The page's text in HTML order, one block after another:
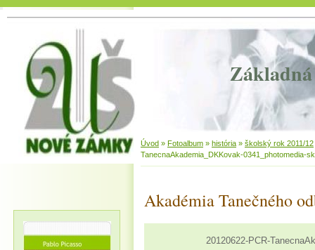
Základná
Úvod » Fotoalbum » história » školský rok 2011/12
TanecnaAkademia_DKKovak-0341_photomedia-sk
Akadémia Tanečného
20120622-PCR-